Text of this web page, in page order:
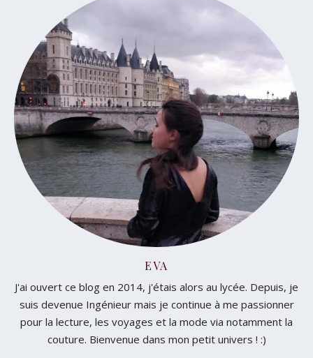
EVA
J'ai ouvert ce blog en 2014, j'étais alors au lycée. Depuis, je
suis devenue Ingénieur mais je continue à me passionner
pour la lecture, les voyages et la mode via notamment la
couture. Bienvenue dans mon petit univers ! :)